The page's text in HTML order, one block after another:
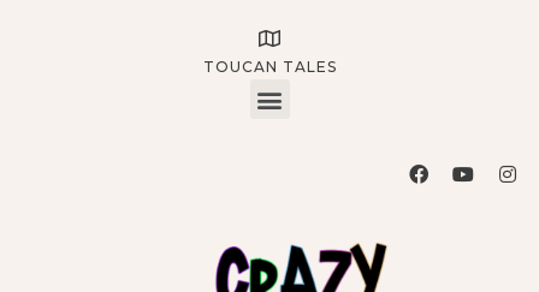
TOUCAN TALES